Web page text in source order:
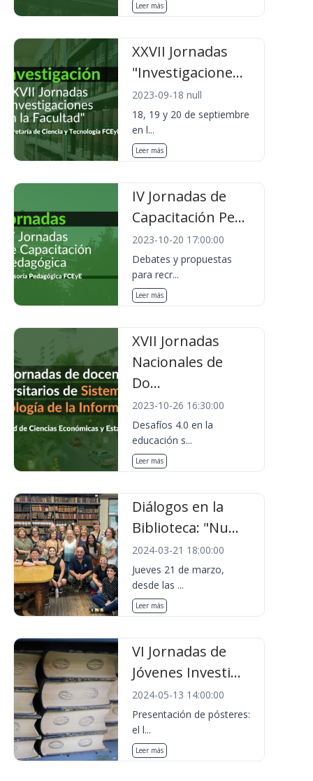
Leer más
XXVII Jornadas
"Investigacione...
2023-09-18 null
18, 19 y 20 de septiembre
en l...
Leer más
IV Jornadas de
Capacitación Pe...
2023-10-20 17:00:00
Debates y propuestas
para recr...
Leer más
XVII Jornadas
Nacionales de
Do...
2023-10-26 16:30:00
Desafíos 4.0 en la
educación s...
Leer más
Diálogos en la
Biblioteca: "Nu...
2024-03-21 18:00:00
Jueves 21 de marzo,
desde las ...
Leer más
VI Jornadas de
Jóvenes Investi...
2024-05-13 14:00:00
Presentación de pósteres:
el l...
Leer más